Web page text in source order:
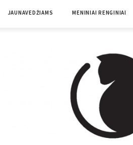
JAUNAVEDŽIAMS MENINIAI RENGINIAI